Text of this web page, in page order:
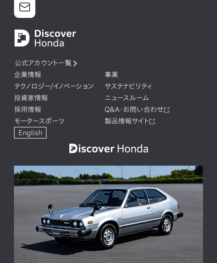
公式アカウント一覧
企業情報
事業
テクノロジー/イノベーション
サステナビリティ
投資家情報
ニュースルーム
採用情報
Q&A・お問い合わせ
モータースポーツ
製品情報サイト
English